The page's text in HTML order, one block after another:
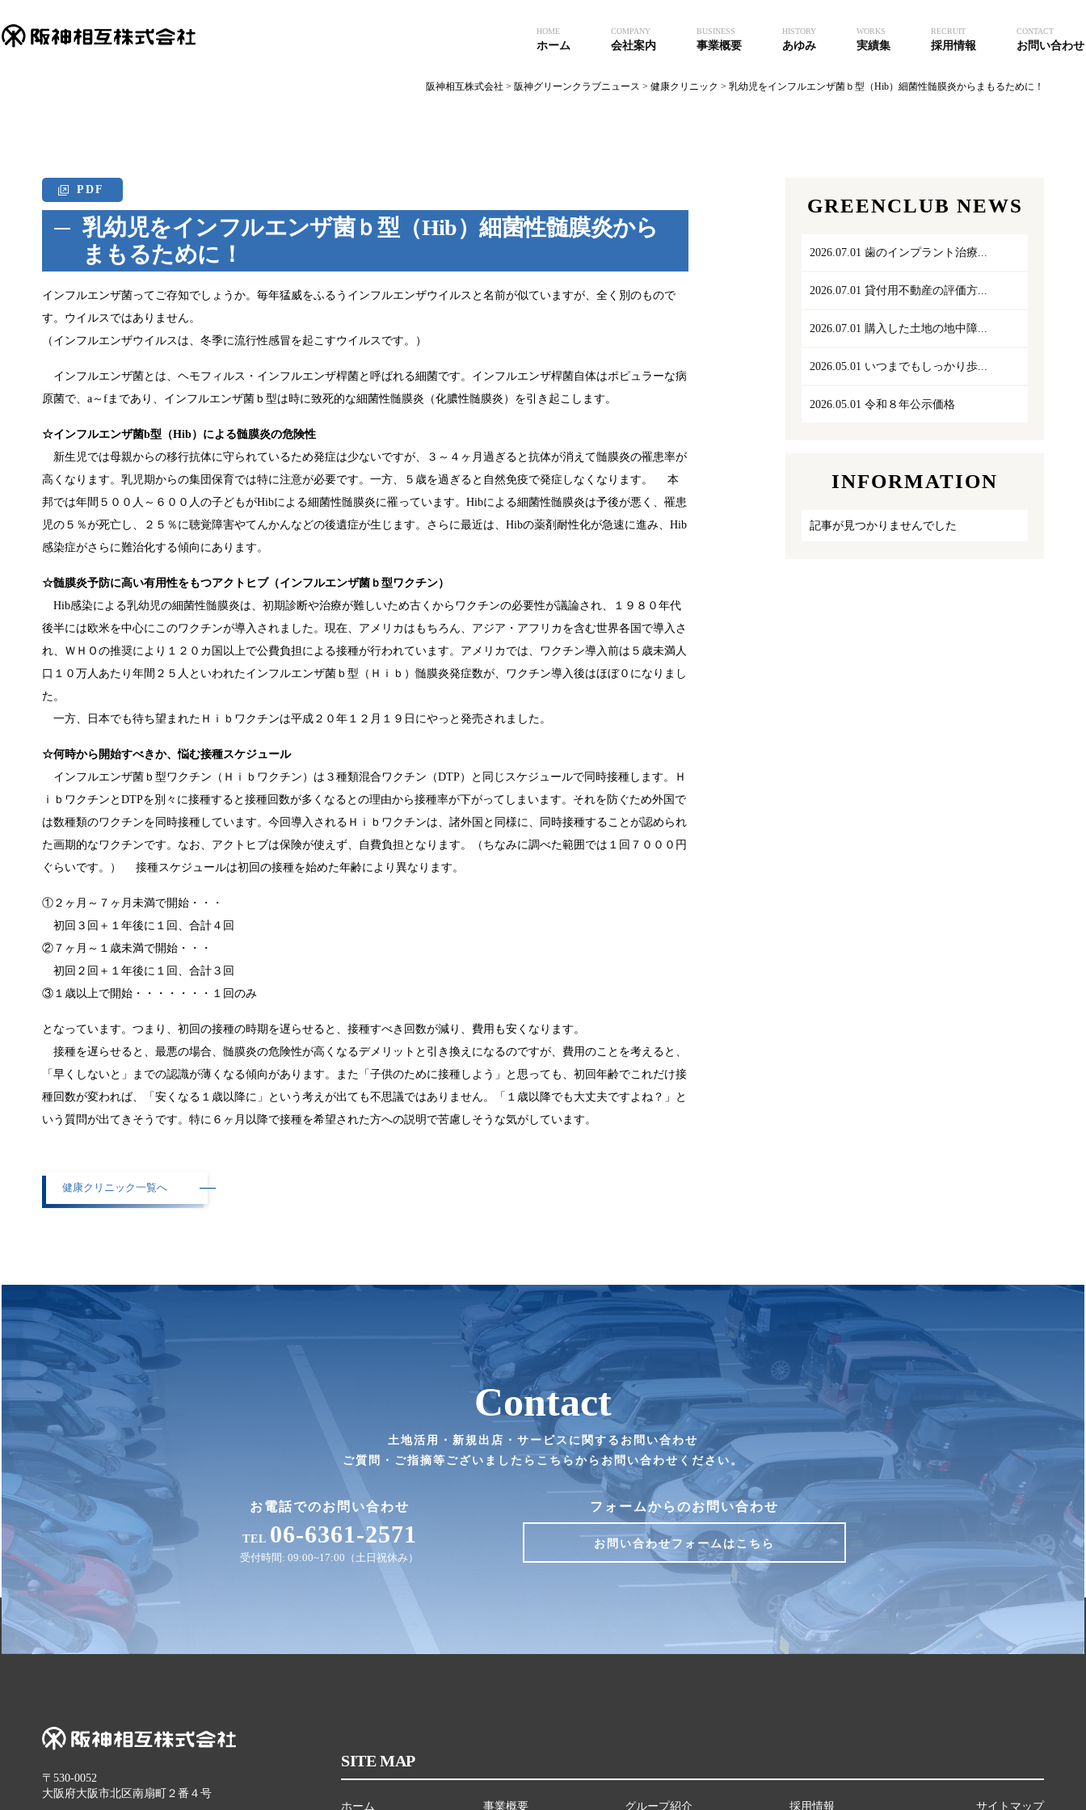
HOME
ホーム
COMPANY
会社案内
BUSINESS
事業概要
HISTORY
あゆみ
WORKS
実績集
RECRUIT
採用情報
CONTACT
お問い合わせ
阪神相互株式会社 > 阪神グリーンクラブニュース > 健康クリニック > 乳幼児をインフルエンザ菌ｂ型（Hib）細菌性髄膜炎からまもるために！
PDF
乳幼児をインフルエンザ菌ｂ型（Hib）細菌性髄膜炎から
まもるために！
インフルエンザ菌ってご存知でしょうか。毎年猛威をふるうインフルエンザウイルスと名前が似ていますが、全く別のもので
す。ウイルスではありません。
（インフルエンザウイルスは、冬季に流行性感冒を起こすウイルスです。）
インフルエンザ菌とは、ヘモフィルス・インフルエンザ桿菌と呼ばれる細菌です。インフルエンザ桿菌自体はポピュラーな病
原菌で、a～fまであり、インフルエンザ菌ｂ型は時に致死的な細菌性髄膜炎（化膿性髄膜炎）を引き起こします。
☆インフルエンザ菌b型（Hib）による髄膜炎の危険性
新生児では母親からの移行抗体に守られているため発症は少ないですが、３～４ヶ月過ぎると抗体が消えて髄膜炎の罹患率が
高くなります。乳児期からの集団保育では特に注意が必要です。一方、５歳を過ぎると自然免疫で発症しなくなります。 本
邦では年間５００人～６００人の子どもがHibによる細菌性髄膜炎に罹っています。Hibによる細菌性髄膜炎は予後が悪く、罹患
児の５％が死亡し、２５％に聴覚障害やてんかんなどの後遺症が生じます。さらに最近は、Hibの薬剤耐性化が急速に進み、Hib
感染症がさらに難治化する傾向にあります。
☆髄膜炎予防に高い有用性をもつアクトヒブ（インフルエンザ菌ｂ型ワクチン）
Hib感染による乳幼児の細菌性髄膜炎は、初期診断や治療が難しいため古くからワクチンの必要性が議論され、１９８０年代
後半には欧米を中心にこのワクチンが導入されました。現在、アメリカはもちろん、アジア・アフリカを含む世界各国で導入さ
れ、ＷＨＯの推奨により１２０カ国以上で公費負担による接種が行われています。アメリカでは、ワクチン導入前は５歳未満人
口１０万人あたり年間２５人といわれたインフルエンザ菌ｂ型（Ｈｉｂ）髄膜炎発症数が、ワクチン導入後はほぼ０になりまし
た。
一方、日本でも待ち望まれたＨｉｂワクチンは平成２０年１２月１９日にやっと発売されました。
☆何時から開始すべきか、悩む接種スケジュール
インフルエンザ菌ｂ型ワクチン（Ｈｉｂワクチン）は３種類混合ワクチン（DTP）と同じスケジュールで同時接種します。Ｈ
ｉｂワクチンとDTPを別々に接種すると接種回数が多くなるとの理由から接種率が下がってしまいます。それを防ぐため外国で
は数種類のワクチンを同時接種しています。今回導入されるＨｉｂワクチンは、諸外国と同様に、同時接種することが認められ
た画期的なワクチンです。なお、アクトヒブは保険が使えず、自費負担となります。（ちなみに調べた範囲では１回７０００円
ぐらいです。） 接種スケジュールは初回の接種を始めた年齢により異なります。
①２ヶ月～７ヶ月未満で開始・・・
初回３回＋１年後に１回、合計４回
②７ヶ月～１歳未満で開始・・・
初回２回＋１年後に１回、合計３回
③１歳以上で開始・・・・・・・１回のみ
となっています。つまり、初回の接種の時期を遅らせると、接種すべき回数が減り、費用も安くなります。
接種を遅らせると、最悪の場合、髄膜炎の危険性が高くなるデメリットと引き換えになるのですが、費用のことを考えると、
「早くしないと」までの認識が薄くなる傾向があります。また「子供のために接種しよう」と思っても、初回年齢でこれだけ接
種回数が変われば、「安くなる１歳以降に」という考えが出ても不思議ではありません。「１歳以降でも大丈夫ですよね？」と
いう質問が出てきそうです。特に６ヶ月以降で接種を希望された方への説明で苦慮しそうな気がしています。
健康クリニック一覧へ
GREENCLUB NEWS
2026.07.01 歯のインプラント治療...
2026.07.01 貸付用不動産の評価方...
2026.07.01 購入した土地の地中障...
2026.05.01 いつまでもしっかり歩...
2026.05.01 令和８年公示価格
INFORMATION
記事が見つかりませんでした
Contact
土地活用・新規出店・サービスに関するお問い合わせ
ご質問・ご指摘等ございましたらこちらからお問い合わせください。
お電話でのお問い合わせ
TEL 06-6361-2571
受付時間: 09:00~17:00（土日祝休み）
フォームからのお問い合わせ
お問い合わせフォームはこちら
〒530-0052
大阪府大阪市北区南扇町２番４号
SITE MAP
ホーム 事業概要 グループ紹介 採用情報 サイトマップ